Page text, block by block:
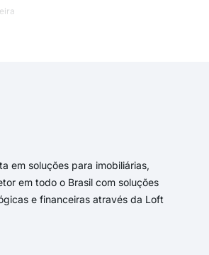
em soluções para imobiliárias,
em todo o Brasil com soluções
e financeiras através da Loft